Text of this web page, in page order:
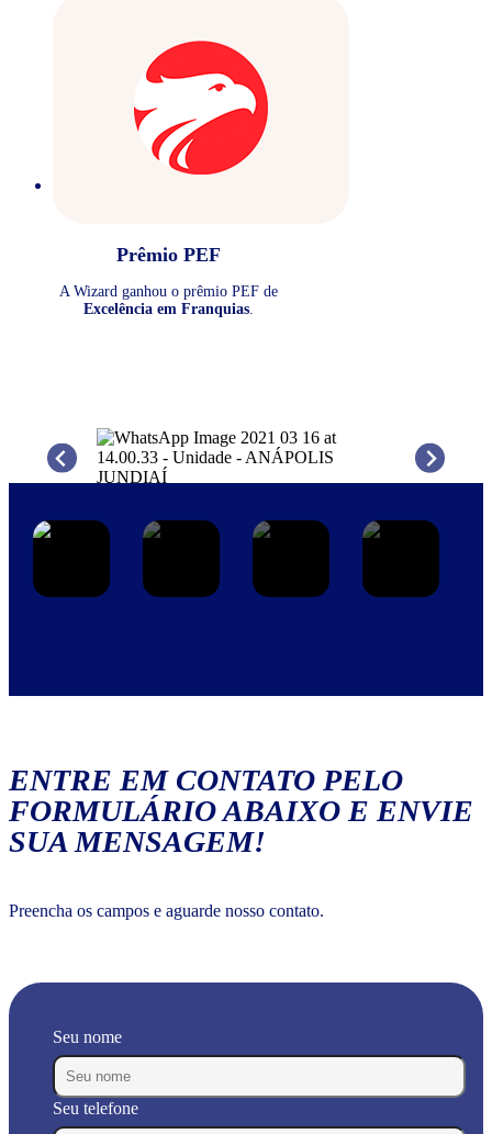
Prêmio PEF
A Wizard ganhou o prêmio PEF de
Excelência em Franquias.
ENTRE EM CONTATO PELO
FORMULÁRIO ABAIXO E ENVIE
SUA MENSAGEM!
Preencha os campos e aguarde nosso contato.
Seu nome
Seu telefone